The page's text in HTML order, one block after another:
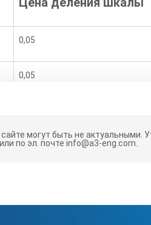
0,05
0,05
могут быть не актуальными.
по эл. почте info@a3-eng.com.